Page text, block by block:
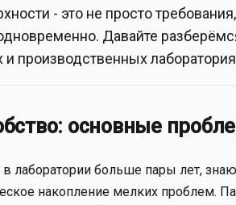
- это не просто
Давайте
и производственных
основные
лаборатории больше пары лет,
накопление мелких проблем.